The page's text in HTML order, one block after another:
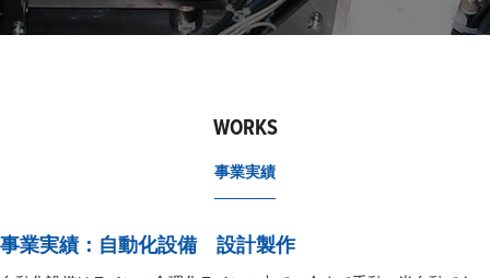
WORKS
事業実績
事業実績：自動化設備 設計製作